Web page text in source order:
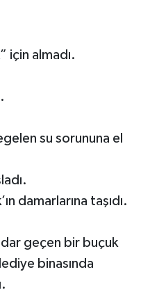
için almadı.
su sorununa el
damarlarına taşıdı.
geçen bir buçuk
binasında